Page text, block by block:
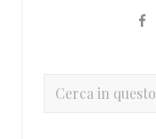
primaria
Cerca